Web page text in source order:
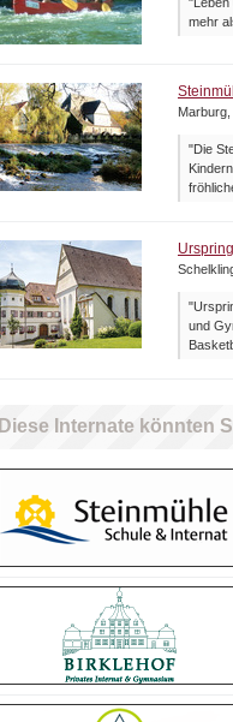
mehr
"Die
und
Diese Internate könnten